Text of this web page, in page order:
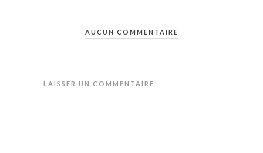
AUCUN COMMENTAIRE
LAISSER UN COMMENTAIRE